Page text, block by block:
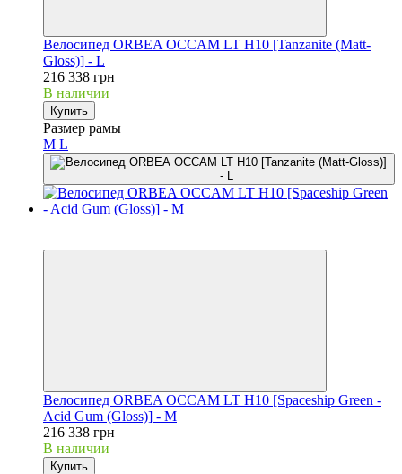
Велосипед ORBEA OCCAM LT H10 [Tanzanite (Matt-
Gloss)] - L
216 338 грн
В наличии
Купить
Размер рамы
M L
Велосипед ORBEA OCCAM LT H10 [Spaceship Green -
Acid Gum (Gloss)] - M
216 338 грн
В наличии
Купить